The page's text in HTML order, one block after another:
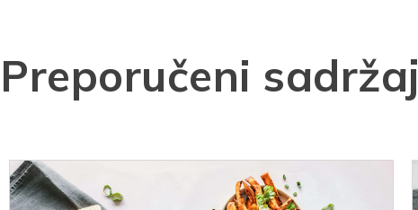
Preporučeni sadržaj